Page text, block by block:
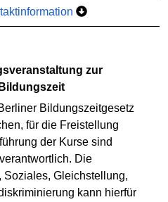
Bildungszeitgesetz
für die Freistellung
der Kurse sind
Die
Soziales, Gleichstellung,
kann hierfür